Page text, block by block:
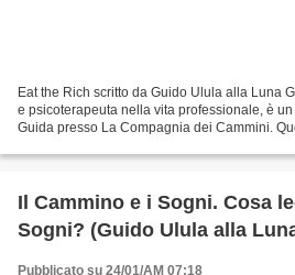
Eat the Rich scritto da Guido Ulula alla Luna
e psicoterapeuta nella vita professionale, è
Guida presso La Compagnia dei Cammini.
Il Cammino e i Sogni. Cosa
Sogni? (Guido Ulula alla
Pubblicato su 24/01/AM 07:18